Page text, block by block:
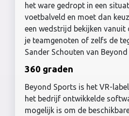
het ware gedropt in een
voetbalveld en moet dan
een wedstrijd bekijken vanuit
je teamgenoten of zelfs de
Sander Schouten van
360 graden
Beyond Sports is het VR-
het bedrijf ontwikkelde
mogelijk is om de